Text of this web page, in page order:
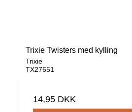
Trixie Twisters med kylling
Trixie
TX27651
14,95 DKK